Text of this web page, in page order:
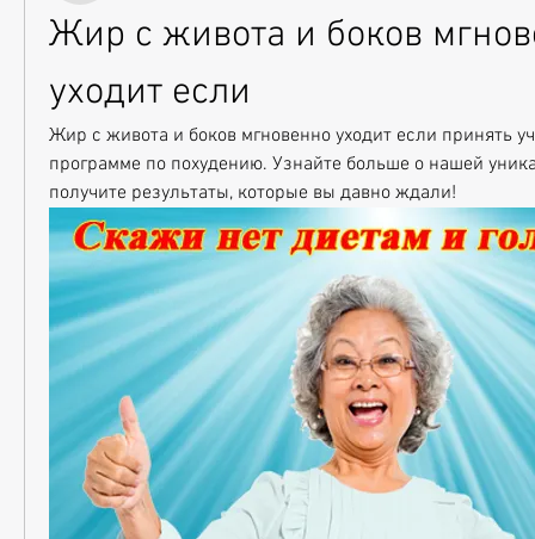
Жир с живота и боков
уходит если
Жир с живота и боков мгновенно уходит если принять
программе по похудению. Узнайте больше о нашей
получите результаты, которые вы давно ждали!